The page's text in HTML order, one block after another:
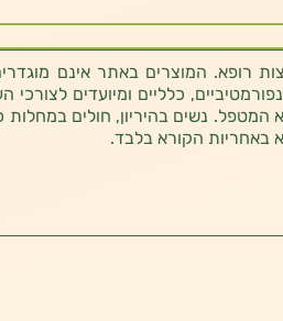
רופא. המוצרים באתר אינם
כלליים ומיועדים לצורכי
נשים בהיריון, חולים במחלות
באחריות הקורא בלבד.